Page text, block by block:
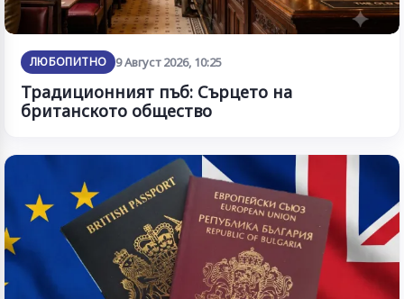
ЛЮБОПИТНО 9 Август 2026, 10:25
Традиционният пъб: Сърцето на
британското общество